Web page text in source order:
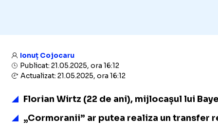
Ionuț Cojocaru
Publicat: 21.05.2025, ora 16:12
Actualizat: 21.05.2025, ora 16:12
Florian Wirtz (22 de ani), mijlocașul lui
„Cormoranii” ar putea realiza un transfer